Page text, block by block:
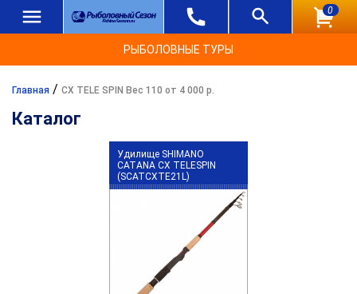
0
РЫБОЛОВНЫЕ ТУРЫ
Главная / CX TELE SPIN Вес 110 от 4 000 р.
Каталог
Удилище SHIMANO
CATANA CX TELESPIN
(SCATCXTE21L)